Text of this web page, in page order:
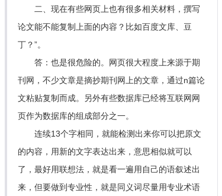
二、现在有些网页上也有很多相关材料，撰写
论文能不能复制上面的内容？比如百度文库、豆
丁？”。
答：也是很危险的。网页很大程度上来源于期
刊网，不少文章是摘抄期刊网上的文章，通过n篇论
文粘贴复制而成。另外有些数据库已经将互联网网
页作为数据库的组成部分之一。
连续13个字相同，就能检测出来你可以把原文
的内容，用新的文字表达出来，意思相似就可以
了，最好用联想法，就是看一遍用自己的语叙述出
来，但要做到专业性，就是同义词尽量用专业术语